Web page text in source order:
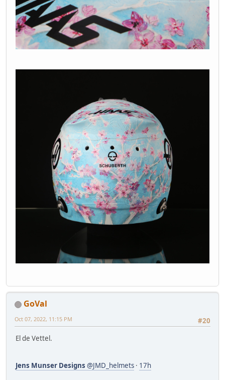
GoVal
#20
Oct 07, 2022, 11:15 PM
El de Vettel.
Jens Munser Designs @JMD_helmets · 17h